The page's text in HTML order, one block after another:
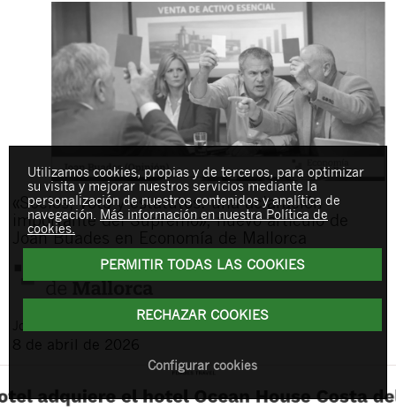
«Socios, voto y estatutos: una aclaración
importante del Supremo», nuevo artículo de
Joan Buades en Economía de Mallorca
8 de abril de 2026
Utilizamos cookies, propias y de terceros, para optimizar
su visita y mejorar nuestros servicios mediante la
personalización de nuestros contenidos y analítica de
navegación. Más información en nuestra Política de
cookies.
PERMITIR TODAS LAS COOKIES
RECHAZAR COOKIES
Configurar cookies